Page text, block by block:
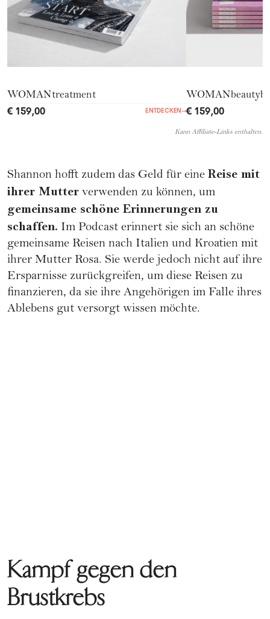
WOMANtreatment
€ 159,00 ENTDECKEN →€ 159,00
Kann Affiliate-Links enthalten.
Shannon hofft zudem das Geld für eine Reise mit
ihrer Mutter verwenden zu können, um
gemeinsame schöne Erinnerungen zu
schaffen. Im Podcast erinnert sie sich an schöne
gemeinsame Reisen nach Italien und Kroatien mit
ihrer Mutter Rosa. Sie werde jedoch nicht auf ihre
Ersparnisse zurückgreifen, um diese Reisen zu
finanzieren, da sie ihre Angehörigen im Falle ihres
Ablebens gut versorgt wissen möchte.
Kampf gegen den
Brustkrebs